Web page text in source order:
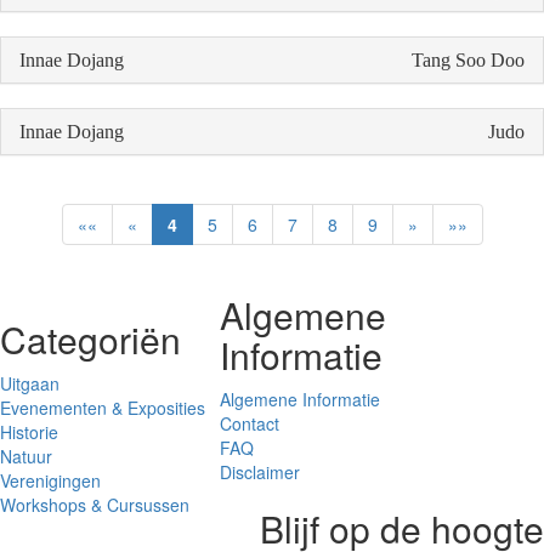
Innae Dojang Tang Soo Doo
Innae Dojang Judo
«« « 4 5 6 7 8 9 » »»
Categoriën
Uitgaan
Evenementen & Exposities
Historie
Natuur
Verenigingen
Workshops & Cursussen
Algemene
Informatie
Algemene Informatie
Contact
FAQ
Disclaimer
Blijf op de hoogte